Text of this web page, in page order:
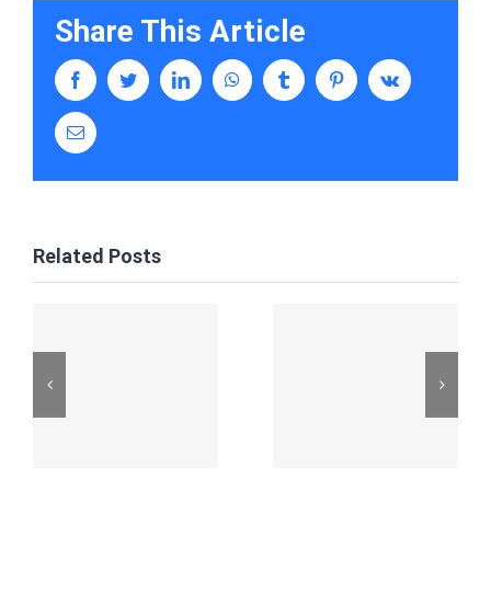
Share This Article
facebooktwitter linkedin whatsapptumblr pinterestvk
Email
Related Posts